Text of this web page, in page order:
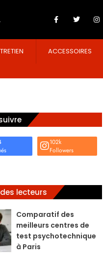
ACCESSOIRES
102k
Followers
lecteurs
Comparatif des
meilleurs centres de
test psychotechnique
à Paris